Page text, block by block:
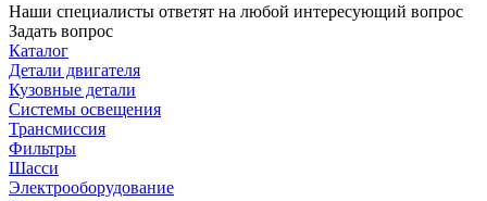
Наши специалисты ответят на любой интересующий вопрос
Задать вопрос
Каталог
Детали двигателя
Кузовные детали
Системы освещения
Трансмиссия
Фильтры
Шасси
Электрооборудование